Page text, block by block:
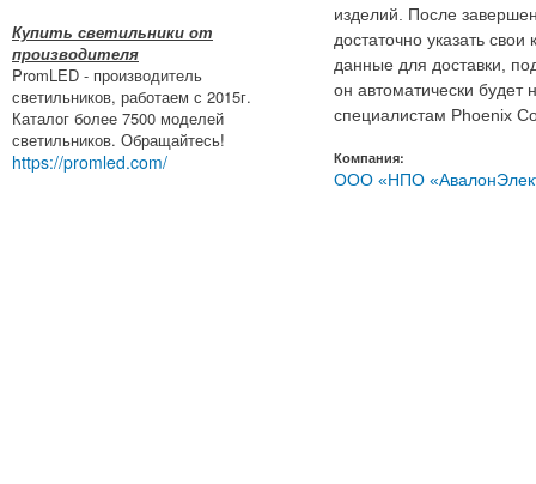
Купить светильники от
производителя
PromLED - производитель
светильников, работаем с 2015г.
Каталог более 7500 моделей
светильников. Обращайтесь!
https://promled.com/
изделий. После
достаточно указать свои
данные для доставки,
он автоматически будет
специалистам Phoenix
Компания:
ООО «НПО